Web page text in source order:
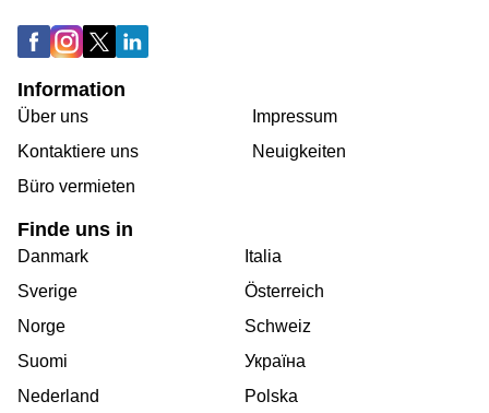
Information
Über uns
Kontaktiere uns
Büro vermieten
Impressum
Neuigkeiten
Finde uns in
Danmark
Sverige
Norge
Suomi
Nederland
Italia
Österreich
Schweiz
Україна
Polska